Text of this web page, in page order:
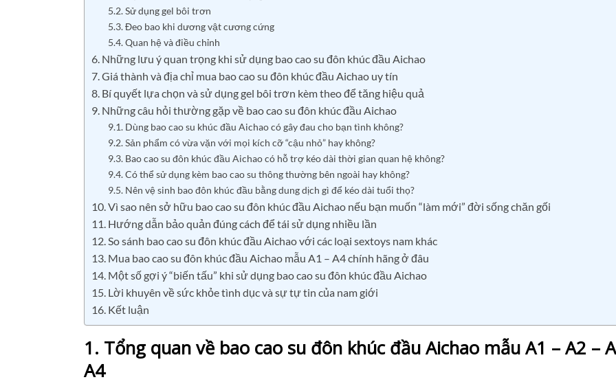
5.2. Sử dụng gel bôi trơn
5.3. Đeo bao khi dương vật cương cứng
5.4. Quan hệ và điều chỉnh
6. Những lưu ý quan trọng khi sử dụng bao cao su đôn khúc đầu Aichao
7. Giá thành và địa chỉ mua bao cao su đôn khúc đầu Aichao uy tín
8. Bí quyết lựa chọn và sử dụng gel bôi trơn kèm theo để tăng hiệu quả
9. Những câu hỏi thường gặp về bao cao su đôn khúc đầu Aichao
9.1. Dùng bao cao su khúc đầu Aichao có gây đau cho bạn tình không?
9.2. Sản phẩm có vừa vặn với mọi kích cỡ “cậu nhỏ” hay không?
9.3. Bao cao su đôn khúc đầu Aichao có hỗ trợ kéo dài thời gian quan hệ không?
9.4. Có thể sử dụng kèm bao cao su thông thường bên ngoài hay không?
9.5. Nên vệ sinh bao đôn khúc đầu bằng dung dịch gì để kéo dài tuổi thọ?
10. Vì sao nên sở hữu bao cao su đôn khúc đầu Aichao nếu bạn muốn “làm mới” đời sống chăn gối
11. Hướng dẫn bảo quản đúng cách để tái sử dụng nhiều lần
12. So sánh bao cao su đôn khúc đầu Aichao với các loại sextoys nam khác
13. Mua bao cao su đôn khúc đầu Aichao mẫu A1 – A4 chính hãng ở đâu
14. Một số gợi ý “biến tấu” khi sử dụng bao cao su đôn khúc đầu Aichao
15. Lời khuyên về sức khỏe tình dục và sự tự tin của nam giới
16. Kết luận
1. Tổng quan về bao cao su đôn khúc đầu Aichao mẫu A1 – A2 –
A4